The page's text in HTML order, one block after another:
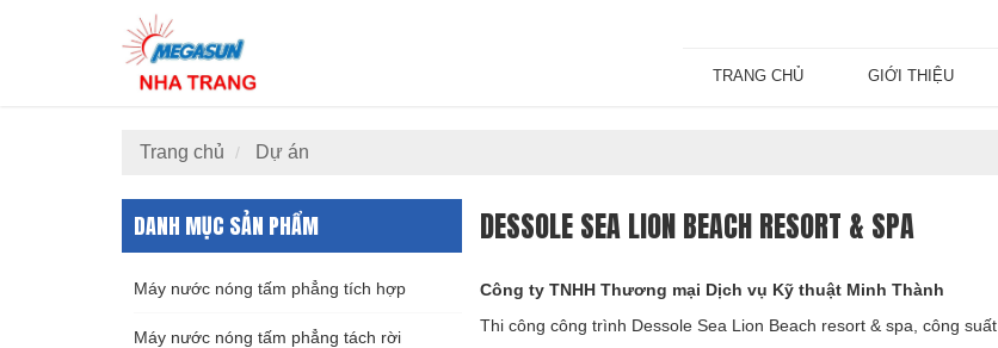
TRANG CHỦ GIỚI THIỆU
Trang chủ Dự án
DANH MỤC SẢN PHẨM
Máy nước nóng tấm phẳng tích hợp
Máy nước nóng tấm phẳng tách rời
DESSOLE SEA LION BEACH RESORT & SPA
Công ty TNHH Thương mại Dịch vụ Kỹ thuật Minh Thành
Thi công công trình Dessole Sea Lion Beach resort & spa, công suất